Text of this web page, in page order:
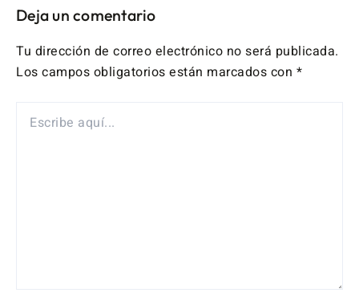
Deja un comentario
Tu dirección de correo electrónico no será publicada.
Los campos obligatorios están marcados con *
AQUÍ...